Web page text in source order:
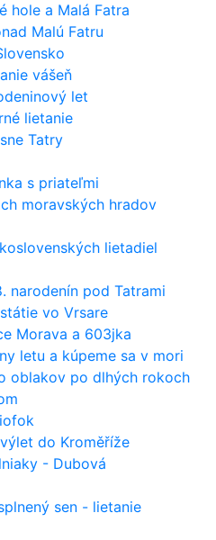
hole a Malá Fatra
Malú Fatru
vášeň
let
lietanie
Tatry
s priateľmi
moravských hradov
lietadiel
narodenín pod Tatrami
vo Vrsare
Morava a 603jka
letu a kúpeme sa v mori
oblakov po dlhých rokoch
do Kroměříže
- Dubová
sen - lietanie